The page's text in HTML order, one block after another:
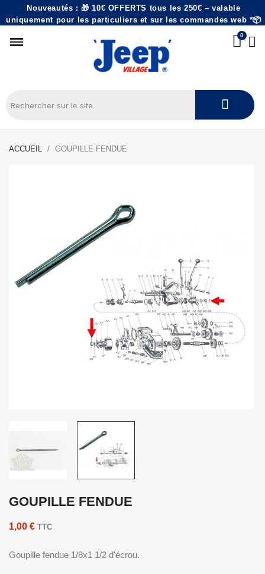
Nouveautés : 🎁 10€ OFFERTS tous les 250€ – valable
uniquement pour les particuliers et sur les commandes web *📦
ACCUEIL GOUPILLE FENDUE
GOUPILLE FENDUE
1,00 € TTC
Goupille fendue 1/8x1 1/2 d'écrou.